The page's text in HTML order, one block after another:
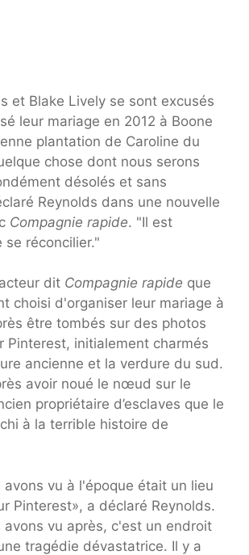
et Blake Lively se sont excusés
leur mariage en 2012 à Boone
plantation de Caroline du
chose dont nous serons
désolés et sans
Reynolds dans une nouvelle
Compagnie rapide. "Il est
se réconcilier."
acteur dit Compagnie rapide que
choisi d'organiser leur mariage à
être tombés sur des photos
Pinterest, initialement charmés
ancienne et la verdure du sud.
avoir noué le nœud sur le
propriétaire d’esclaves que le
à la terrible histoire de
avons vu à l'époque était un lieu
Pinterest», a déclaré Reynolds.
avons vu après, c'est un endroit
tragédie dévastatrice. Il y a